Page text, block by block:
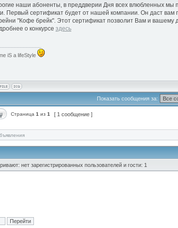
наши абоненты, в преддверии Дня всех влюбленных мы
Первый сертификат будет от нашей компании. Он даст
"Кофе брейк". Этот сертификат позволит Вам и вашему
о конкурсе здесь
iS a lifeStyle
Показать сообщения за:
Страница 1 из 1 [ 1 сообщение ]
нет зарегистрированных пользователей и гости: 1